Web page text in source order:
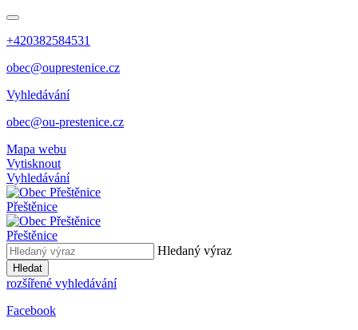
+420382584531
obec@ouprestenice.cz
Vyhledávání
obec@ou-prestenice.cz
Mapa webu
Vytisknout
Vyhledávání
Přeštěnice
Přeštěnice
Hledaný výraz
Hledat
rozšířené vyhledávání
Facebook